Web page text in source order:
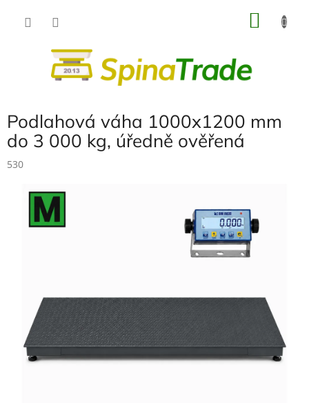
Podlahová váha 1000x1200 mm
do 3 000 kg, úředně ověřená
530